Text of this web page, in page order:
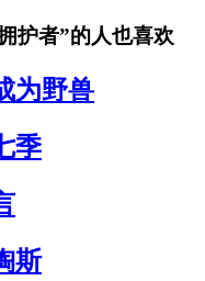
护者”的人也喜欢
为野兽
季
斯